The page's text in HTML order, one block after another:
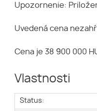
Upozornenie:
Uvedená cena
Cena je 38 900 000
Vlastnosti
Status: